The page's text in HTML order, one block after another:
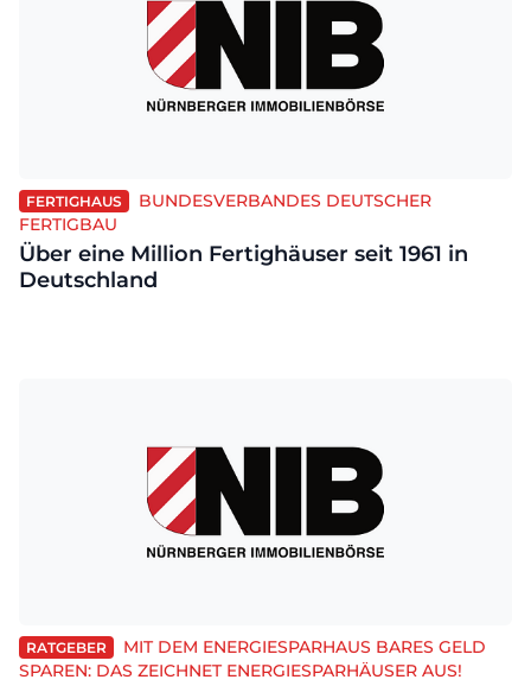
FERTIGHAUS
BUNDESVERBANDES DEUTSCHER
FERTIGBAU
Über eine Million Fertighäuser seit 1961 in
Deutschland
RATGEBER
MIT DEM ENERGIESPARHAUS BARES GELD
SPAREN: DAS ZEICHNET ENERGIESPARHÄUSER AUS!